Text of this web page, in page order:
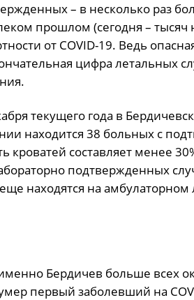
– в несколько раз
прошлом (сегодня –
от COVID-19. Ведь
цифра летальных
текущего года в
находится 38 больных с
кроватей составляет менее
подтвержденных
находятся на
Бердичев больше всех
первый заболевший на